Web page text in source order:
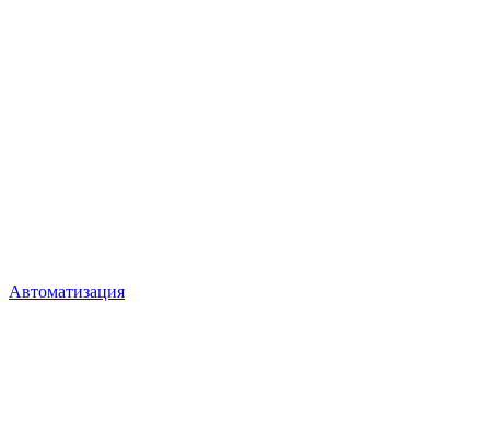
Автоматизация